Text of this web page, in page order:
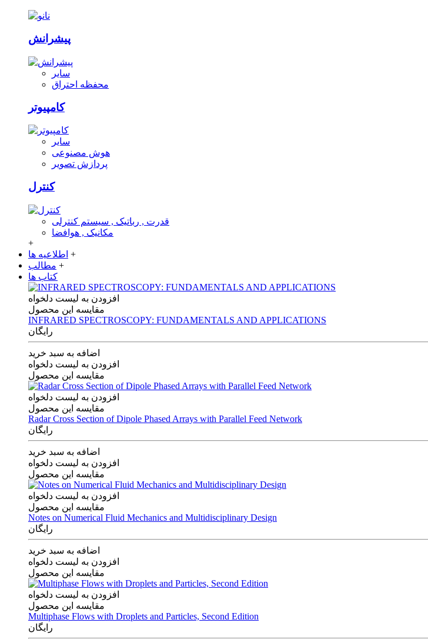
پیشرانش
سایر
محفظه احتراق
کامپیوتر
سایر
هوش مصنوعی
پردازش تصویر
کنترل
قدرت , رباتیک , سیستم کنترلی
مکانیک , هوافضا
+
اطلاعیه ها +
مطالب +
کتاب ها
افزودن به لیست دلخواه
مقایسه این محصول
INFRARED SPECTROSCOPY: FUNDAMENTALS AND APPLICATIONS
رایگان
اضافه به سبد خرید
افزودن به لیست دلخواه
مقایسه این محصول
افزودن به لیست دلخواه
مقایسه این محصول
Radar Cross Section of Dipole Phased Arrays with Parallel Feed Network
رایگان
اضافه به سبد خرید
افزودن به لیست دلخواه
مقایسه این محصول
افزودن به لیست دلخواه
مقایسه این محصول
Notes on Numerical Fluid Mechanics and Multidisciplinary Design
رایگان
اضافه به سبد خرید
افزودن به لیست دلخواه
مقایسه این محصول
افزودن به لیست دلخواه
مقایسه این محصول
Multiphase Flows with Droplets and Particles, Second Edition
رایگان